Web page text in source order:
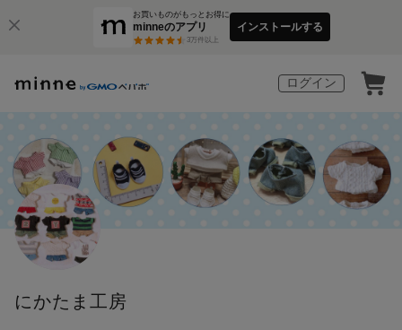
お買いものがもっとお得に
minneのアプリ
3万件以上
インストールする
ログイン
にかたま工房